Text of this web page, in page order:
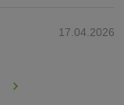
17.04.2026